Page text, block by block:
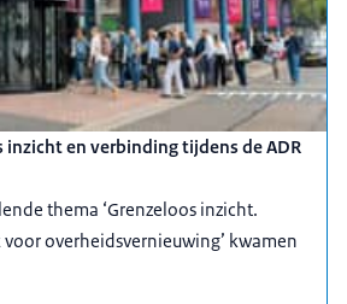
inzicht en verbinding tijdens de ADR
thema ‘Grenzeloos inzicht.
overheidsvernieuwing’ kwamen